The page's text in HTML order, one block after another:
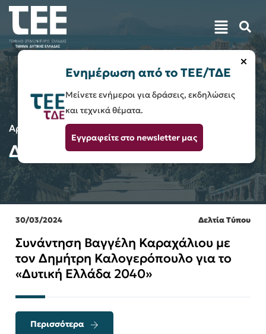
Αρχική Δυτική Ελλάδα 2040
Δυτική Ελλάδα 2040
30/03/2024 Δελτία Τύπου
Συνάντηση Βαγγέλη Καραχάλιου με
τον Δημήτρη Καλογερόπουλο για το
«Δυτική Ελλάδα 2040»
Περισσότερα
×
Ενημέρωση από το ΤΕΕ/ΤΔΕ
Μείνετε ενήμεροι για δράσεις, εκδηλώσεις
και τεχνικά θέματα.
Εγγραφείτε στο newsletter μας